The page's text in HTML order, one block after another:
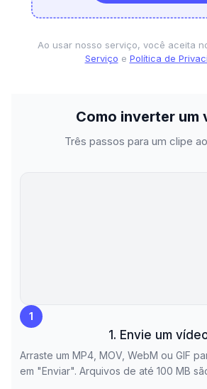
Ao usar nosso serviço, você aceita
Serviço e Política de
Como inverter um
Três passos para um clipe
1
1. Envie um
Arraste um MP4, MOV, WebM ou GIF
em "Enviar". Arquivos de até 100 MB